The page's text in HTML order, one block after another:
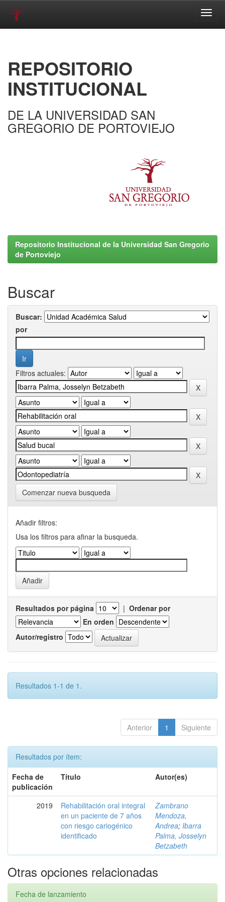
REPOSITORIO
INSTITUCIONAL
DE LA UNIVERSIDAD SAN
GREGORIO DE PORTOVIEJO
Repositorio Institucional de la Universidad San Gregorio
de Portoviejo
Buscar
Buscar:
por
Filtros actuales:
Comenzar nueva busqueda
Añadir filtros:
Usa los filtros para afinar la busqueda.
Resultados por página | Ordenar por
En orden
Autor/registro
Resultados 1-1 de 1.
Anterior 1 Siguiente
Resultados por ítem:
Fecha de
publicación
Título Autor(es)
2019
Rehabilitación oral integral
en un paciente de 7 años
con riesgo cariogénico
identificado
Zambrano
Mendoza,
Andrea; Ibarra
Palma, Josselyn
Betzabeth
Otras opciones relacionadas
Fecha de lanzamiento